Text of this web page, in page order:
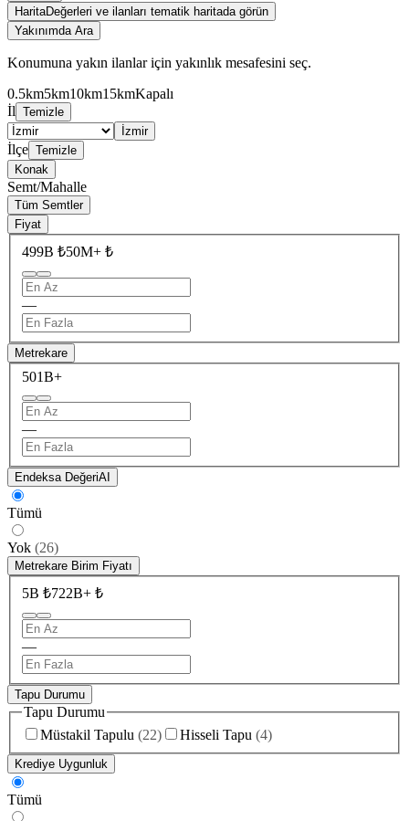
HaritaDeğerleri ve ilanları tematik haritada görün
Yakınımda Ara
Konumuna yakın ilanlar için yakınlık mesafesini seç.
0.5km5km10km15kmKapalı
İl Temizle
İzmir
İlçe Temizle
Konak
Semt/Mahalle
Tüm Semtler
Fiyat
499B ₺50M+ ₺
—
Metrekare
501B+
—
Endeksa DeğeriAI
Tümü
Yok (26)
Metrekare Birim Fiyatı
5B ₺722B+ ₺
—
Tapu Durumu
Tapu Durumu
Müstakil Tapulu (22) Hisseli Tapu (4)
Krediye Uygunluk
Tümü